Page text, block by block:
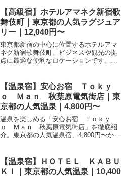
さい。
【高級宿】ホテルアマネク新宿歌
舞伎町｜東京都の人気ラグジュア
リー｜12,040円〜
東京都新宿の中心に位置するホテルアマ
ネク新宿歌舞伎町。ビジネスや観光の拠
点に最適な便利なロケーションです。最
す。
【温泉宿】安心お宿 Ｔｏｋｙ
ｏ Ｍａｎ 秋葉原電気街店｜東
京都の人気温泉｜4,800円〜
温泉を楽しめる「安心お宿 Ｔｏｋｙ
ｏ Ｍａｎ 秋葉原電気街店」を徹底紹
介。東京都の人気温泉宿、4,800円〜から
【温泉宿】ＨＯＴＥＬ ＫＡＢＵ
ＫＩ｜東京都の人気温泉｜10,400